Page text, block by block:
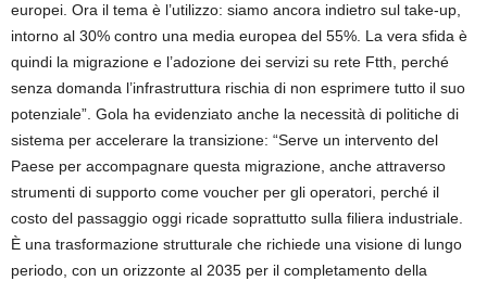
europei. Ora il tema è l’utilizzo: siamo ancora indietro sul take-up,
intorno al 30% contro una media europea del 55%. La vera sfida è
quindi la migrazione e l’adozione dei servizi su rete Ftth, perché
senza domanda l’infrastruttura rischia di non esprimere tutto il suo
potenziale”. Gola ha evidenziato anche la necessità di politiche di
sistema per accelerare la transizione: “Serve un intervento del
Paese per accompagnare questa migrazione, anche attraverso
strumenti di supporto come voucher per gli operatori, perché il
costo del passaggio oggi ricade soprattutto sulla filiera industriale.
È una trasformazione strutturale che richiede una visione di lungo
periodo, con un orizzonte al 2035 per il completamento della